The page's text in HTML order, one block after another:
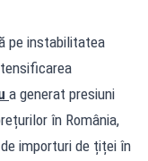
pe instabilitatea
a generat presiuni
în România,
importuri de țiței în